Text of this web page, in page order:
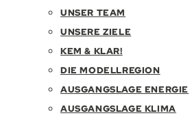
UNSER TEAM
UNSERE ZIELE
KEM & KLAR!
DIE MODELLREGION
AUSGANGSLAGE ENERGIE
AUSGANGSLAGE KLIMA